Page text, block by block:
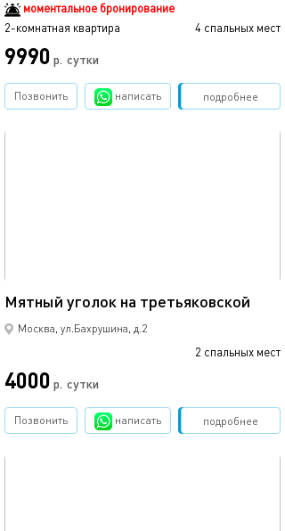
моментальное бронирование
2-комнатная квартира
4 спальных мест
9990 р. сутки
подробнее
Позвонить написать Забронировать
Мятный уголок на третьяковской
Москва, ул.Бахрушина, д.2
2 спальных мест
4000 р. сутки
подробнее
Позвонить написать Забронировать